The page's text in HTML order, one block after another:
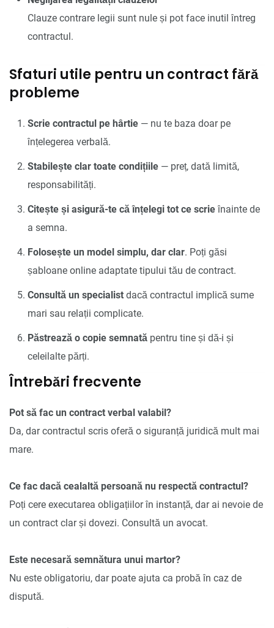
Clauze contrare legii sunt nule și pot face inutil întreg
contractul.
Sfaturi utile pentru un contract fără
probleme
Scrie contractul pe hârtie — nu te baza doar pe
înțelegerea verbală.
Stabilește clar toate condițiile — preț, dată limită,
responsabilități.
Citește și asigură-te că înțelegi tot ce scrie înainte de
a semna.
Folosește un model simplu, dar clar. Poți găsi
șabloane online adaptate tipului tău de contract.
Consultă un specialist dacă contractul implică sume
mari sau relații complicate.
Păstrează o copie semnată pentru tine și dă-i și
celeilalte părți.
Întrebări frecvente
Pot să fac un contract verbal valabil?
Da, dar contractul scris oferă o siguranță juridică mult mai
mare.
Ce fac dacă cealaltă persoană nu respectă contractul?
Poți cere executarea obligațiilor în instanță, dar ai nevoie de
un contract clar și dovezi. Consultă un avocat.
Este necesară semnătura unui martor?
Nu este obligatoriu, dar poate ajuta ca probă în caz de
dispută.